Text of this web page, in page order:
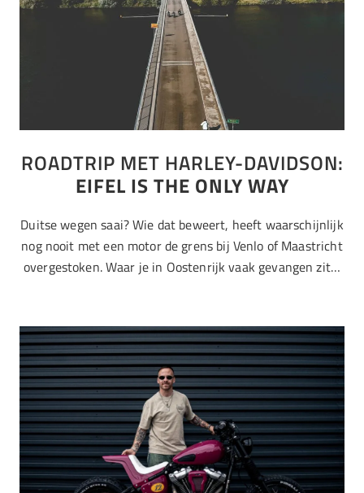
ROADTRIP MET HARLEY-DAVIDSON:
EIFEL IS THE ONLY WAY
Duitse wegen saai? Wie dat beweert, heeft waarschijnlijk
nog nooit met een motor de grens bij Venlo of Maastricht
overgestoken. Waar je in Oostenrijk vaak gevangen zit…